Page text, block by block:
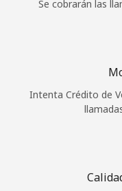
Se cobrarán las
Intenta Crédito de